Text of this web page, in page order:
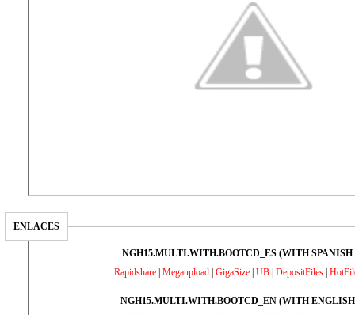
ENLACES
NGH15.MULTI.WITH.BOOTCD_ES (WITH SPANISH
Rapidshare | Megaupload | GigaSize | UB | DepositFiles |
NGH15.MULTI.WITH.BOOTCD_EN (WITH